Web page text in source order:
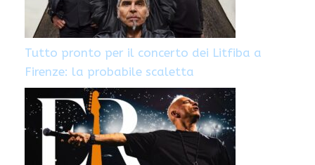
Tutto pronto per il concerto dei Litfiba a
Firenze: la probabile scaletta